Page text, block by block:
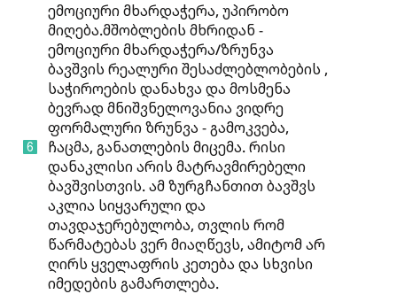
ემოციური მხარდაჭერა, უპირობო
მიღება.მშობლების მხრიდან -
ემოციური მხარდაჭერა/ზრუნვა
ბავშვის რეალური შესაძლებლობების ,
საჭიროების დანახვა და მოსმენა
ბევრად მნიშვნელოვანია ვიდრე
ფორმალური ზრუნვა - გამოკვება,
ჩაცმა, განათლების მიცემა. რისი
დანაკლისი არის მატრავმირებელი
ბავშვისთვის. ამ ზურგჩანთით ბავშვს
აკლია სიყვარული და
თავდაჯერებულობა, თვლის რომ
წარმატებას ვერ მიაღწევს, ამიტომ არ
ღირს ყველაფრის კეთება და სხვისი
იმედების გამართლება.